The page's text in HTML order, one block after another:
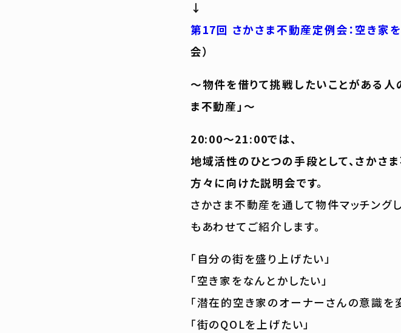
↓
第17回 さかさま不動産定例会：空き家
会）
～物件を借りて挑戦したいことがある
ま不動産」～
20:00〜21:00では、
地域活性のひとつの手段として、さかさ
方々に向けた説明会です。
さかさま不動産を通して物件マッチン
もあわせてご紹介します。
「自分の街を盛り上げたい」
「空き家をなんとかしたい」
「潜在的空き家のオーナーさんの意識を
「街のQOLを上げたい」